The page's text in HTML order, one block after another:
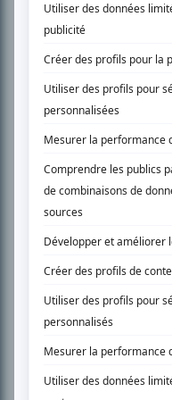
SUR LE RÉSEAU BIZZ MÉDIA
PLAN DU SITE
Accueil
Liste des oeuvres
Recherche avancée
À propos
Nous contacter
Termes et conditions
Politique de confidentialité
Gestion du consentement